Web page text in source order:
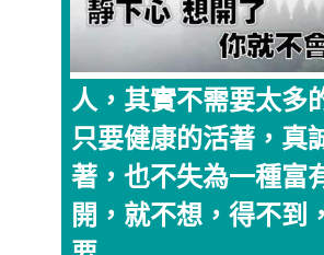
人，其實不需要太多
只要健康的活著，真
著，也不失為一種富
開，就不想，得不到